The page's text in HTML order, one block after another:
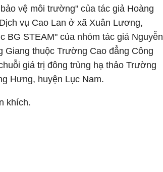
vệ môi trường" của tác giả Hoàng
vụ Cao Lan ở xã Xuân Lương,
BG STEAM" của nhóm tác giả Nguyễn
thuộc Trường Cao đẳng Công
giá trị đông trùng hạ thảo Trường
Hưng, huyện Lục Nam.
khích.